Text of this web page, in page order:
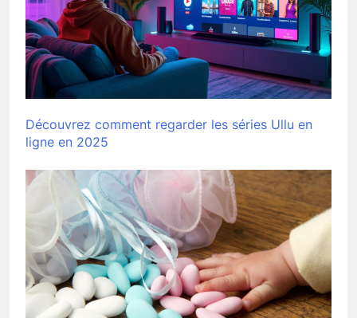
Découvrez comment regarder les séries Ullu en
ligne en 2025